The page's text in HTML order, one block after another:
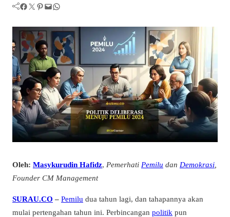
Facebook Twitter Pinterest Mail WhatsApp
Oleh: Masykurudin Hafidz, Pemerhati Pemilu dan Demokrasi
Founder CM Management
SURAU.CO – Pemilu dua tahun lagi, dan tahapannya akan
mulai pertengahan tahun ini. Perbincangan politik pun